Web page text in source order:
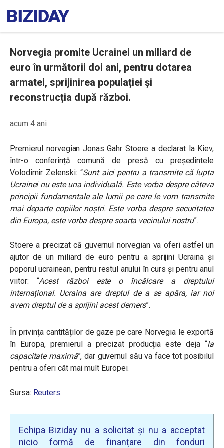
Norvegia promite Ucrainei un miliard de
euro în următorii doi ani, pentru dotarea
armatei, sprijinirea populației și
reconstrucția după război.
acum 4 ani
Premierul norvegian Jonas Gahr Stoere a declarat la Kiev,
într-o conferință comună de presă cu președintele
Volodimir Zelenski: “Sunt aici pentru a transmite că lupta
Ucrainei nu este una individuală. Este vorba despre câteva
principii fundamentale ale lumii pe care le vom transmite
mai departe copiilor noștri. Este vorba despre securitatea
din Europa, este vorba despre soarta vecinului nostru”.
Stoere a precizat că guvernul norvegian va oferi astfel un
ajutor de un miliard de euro pentru a sprijini Ucraina și
poporul ucrainean, pentru restul anului în curs și pentru anul
viitor: “Acest război este o încălcare a dreptului
internațional. Ucraina are dreptul de a se apăra, iar noi
avem dreptul de a sprijini acest demers”.
În privința cantităților de gaze pe care Norvegia le exportă
în Europa, premierul a precizat producția este deja “la
capacitate maximă”, dar guvernul său va face tot posibilul
pentru a oferi cât mai mult Europei.
Sursa: Reuters.
Echipa Biziday nu a solicitat și nu a acceptat
nicio formă de finanțare din fonduri